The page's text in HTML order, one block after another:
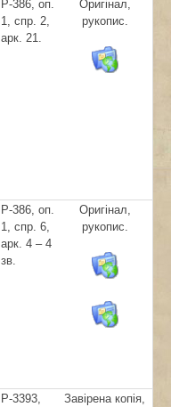
Р-386, оп.
1, спр. 2,
арк. 21.
Оригінал,
рукопис.
Р-386, оп.
1, спр. 6,
арк. 4 – 4
зв.
Оригінал,
рукопис.
Р-3393,
Завірена копія,